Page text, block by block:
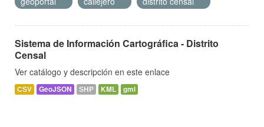
Sistema de Información Cartográfica - Distrito
Censal
Ver catálogo y descripción en este enlace
CSV GeoJSON SHP KML gml